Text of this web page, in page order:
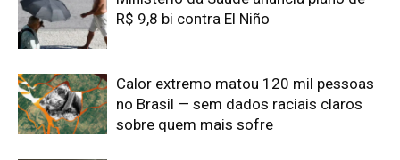
Edição atual da Revista
Amazônia